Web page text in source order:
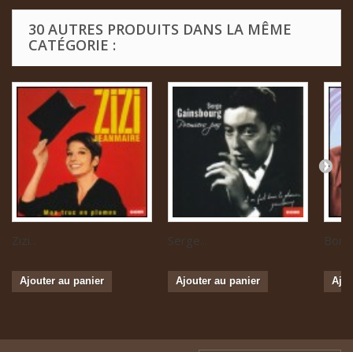
30 AUTRES PRODUITS DANS LA MÊME
CATÉGORIE :
Zizi...
Ajouter au panier
Serge...
Ajouter au panier